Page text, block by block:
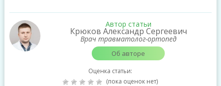
Автор статьи
Крюков Александр Сергеевич
Врач травматолог-ортопед
Об авторе
Оценка статьи:
(пока оценок нет)